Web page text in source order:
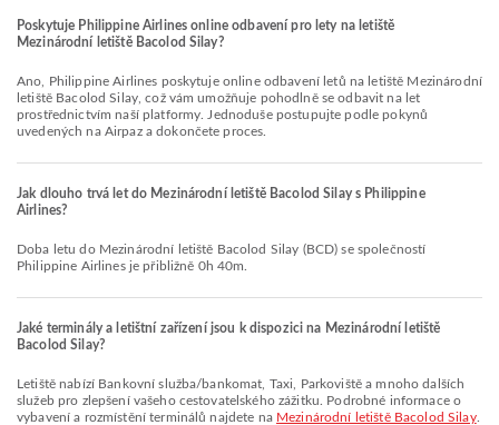
Poskytuje Philippine Airlines online odbavení pro lety na letiště
Mezinárodní letiště Bacolod Silay?
Ano, Philippine Airlines poskytuje online odbavení letů na letiště Mezinárodní
letiště Bacolod Silay, což vám umožňuje pohodlně se odbavit na let
prostřednictvím naší platformy. Jednoduše postupujte podle pokynů
uvedených na Airpaz a dokončete proces.
Jak dlouho trvá let do Mezinárodní letiště Bacolod Silay s Philippine
Airlines?
Doba letu do Mezinárodní letiště Bacolod Silay (BCD) se společností
Philippine Airlines je přibližně 0h 40m.
Jaké terminály a letištní zařízení jsou k dispozici na Mezinárodní letiště
Bacolod Silay?
Letiště nabízí Bankovní služba/bankomat, Taxi, Parkoviště a mnoho dalších
služeb pro zlepšení vašeho cestovatelského zážitku. Podrobné informace o
vybavení a rozmístění terminálů najdete na Mezinárodní letiště Bacolod Silay.